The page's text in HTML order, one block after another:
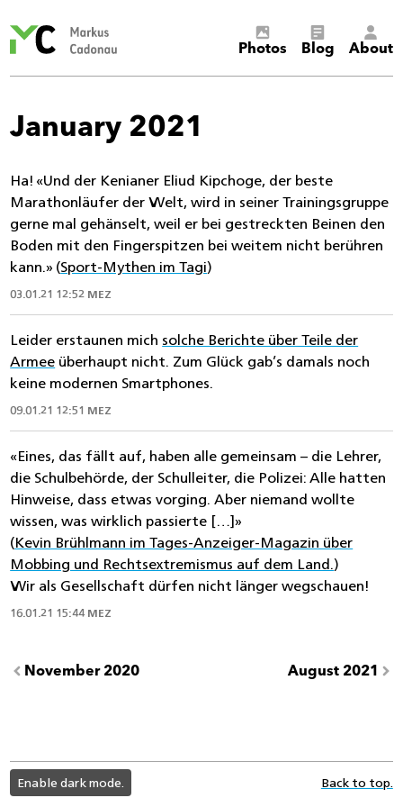
Cadonau’s
Photos Blog About
January 2021
Ha! «Und der Kenianer Eliud Kipchoge, der beste
Marathonläufer der Welt, wird in seiner Trainingsgruppe
gerne mal gehänselt, weil er bei gestreckten Beinen den
Boden mit den Fingerspitzen bei weitem nicht berühren
kann.» (Sport-Mythen im Tagi)
03.01.21 12:52 MEZ
Leider erstaunen mich solche Berichte über Teile der
Armee überhaupt nicht. Zum Glück gab’s damals noch
keine modernen Smartphones.
09.01.21 12:51 MEZ
«Eines, das fällt auf, haben alle gemeinsam – die Lehrer,
die Schulbehörde, der Schulleiter, die Polizei: Alle hatten
Hinweise, dass etwas vorging. Aber niemand wollte
wissen, was wirklich passierte […]»
(Kevin Brühlmann im Tages-Anzeiger-Magazin über
Mobbing und Rechtsextremismus auf dem Land.)
Wir als Gesellschaft dürfen nicht länger wegschauen!
16.01.21 15:44 MEZ
November 2020 August 2021
light
color
mode
Enable dark mode. Back to top.